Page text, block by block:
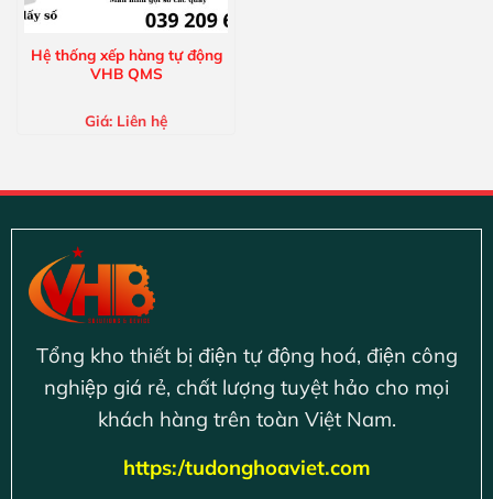
Hệ thống xếp hàng tự động
VHB QMS
Giá: Liên hệ
Tổng kho thiết bị điện tự động hoá, điện công
nghiệp giá rẻ, chất lượng tuyệt hảo cho mọi
khách hàng trên toàn Việt Nam.
https:/tudonghoaviet.com